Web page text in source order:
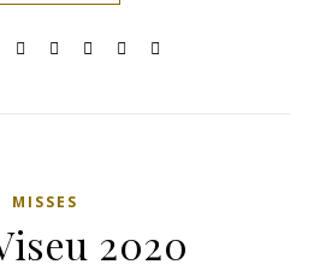
MISSES
2020